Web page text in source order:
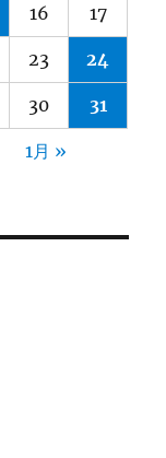
16 17
23 24
30 31
1月 »